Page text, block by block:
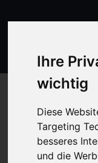
Ihre
wichtig
Diese
Targeting
besseres
und die